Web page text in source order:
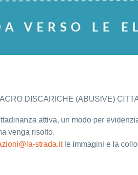
DISCARICHE (ABUSIVE)
attiva, un modo per
venga risolto.
strada.it le immagini e la